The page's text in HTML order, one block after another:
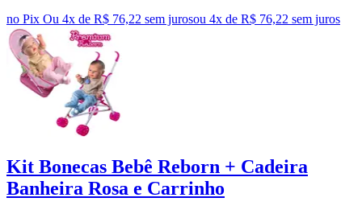
no Pix Ou 4x de R$ 76,22 sem jurosou 4x de R$ 76,22 sem juros
Kit Bonecas Bebê Reborn + Cadeira
Banheira Rosa e Carrinho